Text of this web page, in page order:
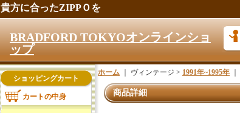
貴方に合ったZIPPＯを
BRADFORD TOKYOオンラインショ
ップ
ショッピングカート
カートの中身
ホーム ｜ ヴィンテージ > 1991年~1995年
商品詳細